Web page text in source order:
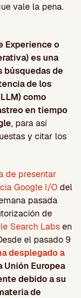
vale la pena.
Experience o
es una
búsquedas de
de los
como
en tiempo
, para así
y citar los
de presentar
Google I/O del
pasada
de
Search Labs en
el pasado 9
desplegado a
Unión Europea
debido a su
de